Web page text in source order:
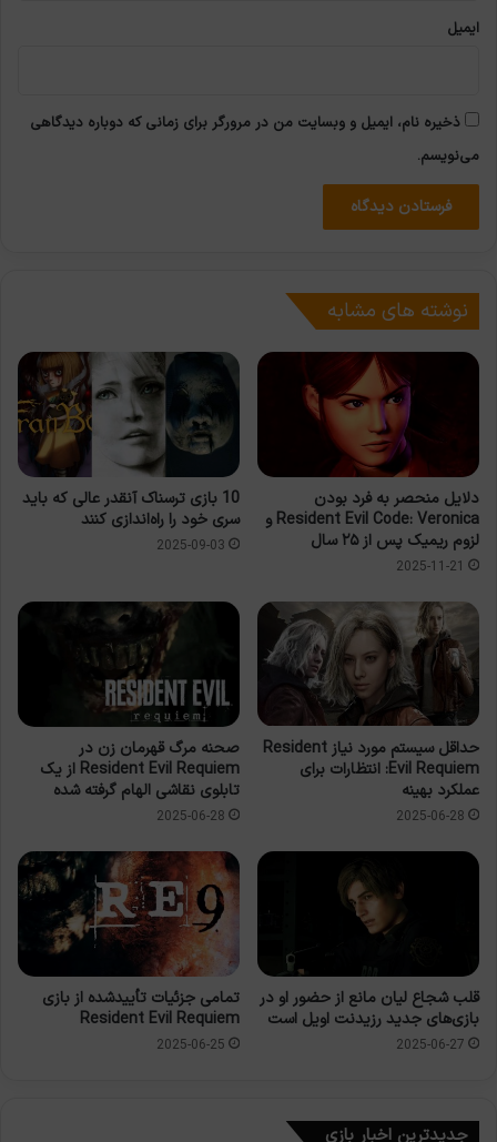
ایمیل
ذخیره نام، ایمیل و وبسایت من در مرورگر برای زمانی که دوباره دیدگاهی
می‌نویسم.
نوشته های مشابه
دلایل منحصر به فرد بودن
Resident Evil Code: Veronica و
لزوم ریمیک پس از ۲۵ سال
2025-11-21
10 بازی ترسناک آنقدر عالی که باید
سری خود را راه‌اندازی کنند
2025-09-03
حداقل سیستم مورد نیاز Resident
Evil Requiem: انتظارات برای
عملکرد بهینه
2025-06-28
صحنه مرگ قهرمان زن در
Resident Evil Requiem از یک
تابلوی نقاشی الهام گرفته شده
2025-06-28
قلب شجاع لیان مانع از حضور او در
بازی‌های جدید رزیدنت اویل است
2025-06-27
تمامی جزئیات تأییدشده از بازی
Resident Evil Requiem
2025-06-25
جدیدترین اخبار بازی